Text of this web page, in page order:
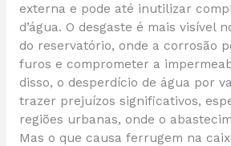
externa e pode até inutilizar
d’água. O desgaste é mais visível
do reservatório, onde a corrosão
furos e comprometer a
disso, o desperdício de água por
trazer prejuízos significativos,
regiões urbanas, onde o
Mas o que causa ferrugem na